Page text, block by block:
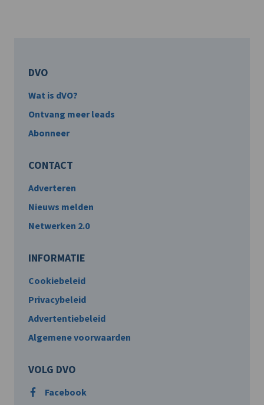
DVO
Wat is dVO?
Ontvang meer leads
Abonneer
CONTACT
Adverteren
Nieuws melden
Netwerken 2.0
INFORMATIE
Cookiebeleid
Privacybeleid
Advertentiebeleid
Algemene voorwaarden
VOLG DVO
Facebook